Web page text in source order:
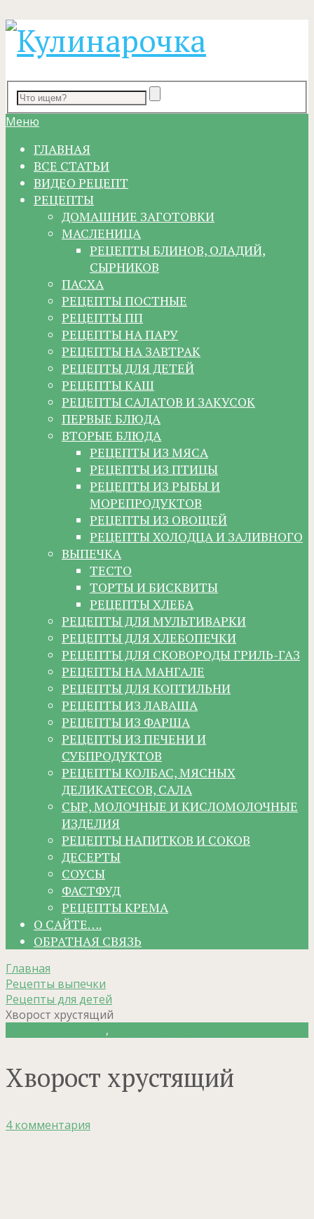
Меню
ГЛАВНАЯ
ВСЕ СТАТЬИ
ВИДЕО РЕЦЕПТ
РЕЦЕПТЫ
ДОМАШНИЕ ЗАГОТОВКИ
МАСЛЕНИЦА
РЕЦЕПТЫ БЛИНОВ, ОЛАДИЙ,
СЫРНИКОВ
ПАСХА
РЕЦЕПТЫ ПОСТНЫЕ
РЕЦЕПТЫ ПП
РЕЦЕПТЫ НА ПАРУ
РЕЦЕПТЫ НА ЗАВТРАК
РЕЦЕПТЫ ДЛЯ ДЕТЕЙ
РЕЦЕПТЫ КАШ
РЕЦЕПТЫ САЛАТОВ И ЗАКУСОК
ПЕРВЫЕ БЛЮДА
ВТОРЫЕ БЛЮДА
РЕЦЕПТЫ ИЗ МЯСА
РЕЦЕПТЫ ИЗ ПТИЦЫ
РЕЦЕПТЫ ИЗ РЫБЫ И
МОРЕПРОДУКТОВ
РЕЦЕПТЫ ИЗ ОВОЩЕЙ
РЕЦЕПТЫ ХОЛОДЦА И ЗАЛИВНОГО
ВЫПЕЧКА
ТЕСТО
ТОРТЫ И БИСКВИТЫ
РЕЦЕПТЫ ХЛЕБА
РЕЦЕПТЫ ДЛЯ МУЛЬТИВАРКИ
РЕЦЕПТЫ ДЛЯ ХЛЕБОПЕЧКИ
РЕЦЕПТЫ ДЛЯ СКОВОРОДЫ ГРИЛЬ-ГАЗ
РЕЦЕПТЫ НА МАНГАЛЕ
РЕЦЕПТЫ ДЛЯ КОПТИЛЬНИ
РЕЦЕПТЫ ИЗ ЛАВАША
РЕЦЕПТЫ ИЗ ФАРША
РЕЦЕПТЫ ИЗ ПЕЧЕНИ И
СУБПРОДУКТОВ
РЕЦЕПТЫ КОЛБАС, МЯСНЫХ
ДЕЛИКАТЕСОВ, САЛА
СЫР, МОЛОЧНЫЕ И КИСЛОМОЛОЧНЫЕ
ИЗДЕЛИЯ
РЕЦЕПТЫ НАПИТКОВ И СОКОВ
ДЕСЕРТЫ
СОУСЫ
ФАСТФУД
РЕЦЕПТЫ КРЕМА
О САЙТЕ….
ОБРАТНАЯ СВЯЗЬ
Главная
Рецепты выпечки
Рецепты для детей
Хворост хрустящий
,
Хворост хрустящий
4 комментария